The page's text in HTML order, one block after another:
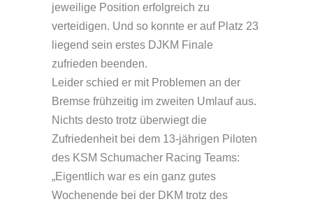
jeweilige Position erfolgreich zu
verteidigen. Und so konnte er auf Platz 23
liegend sein erstes DJKM Finale
zufrieden beenden.
Leider schied er mit Problemen an der
Bremse frühzeitig im zweiten Umlauf aus.
Nichts desto trotz überwiegt die
Zufriedenheit bei dem 13-jährigen Piloten
des KSM Schumacher Racing Teams:
„Eigentlich war es ein ganz gutes
Wochenende bei der DKM trotz des